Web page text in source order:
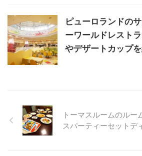
ピューロランドの
ーワールドレスト
やデザートカップを
トーマスルームのルー
スパーティーセットデ